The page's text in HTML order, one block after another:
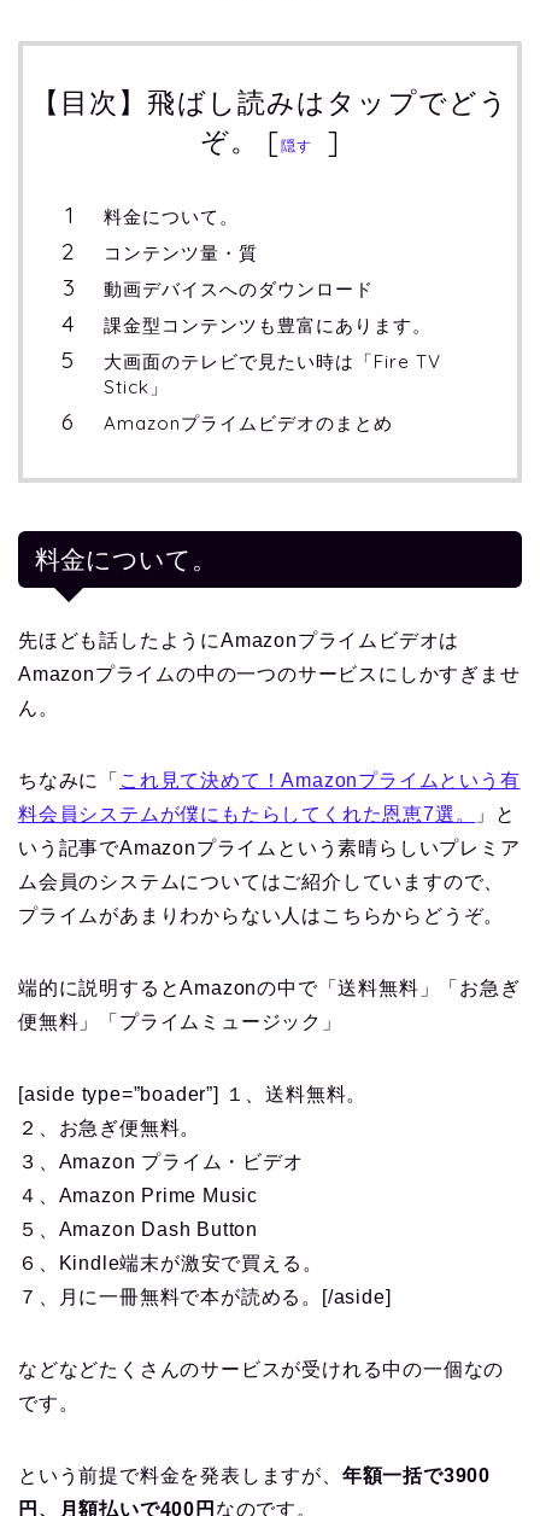
【目次】飛ばし読みはタップでどう
ぞ。
[隠す ]
料金について。
コンテンツ量・質
動画デバイスへのダウンロード
課金型コンテンツも豊富にあります。
大画面のテレビで見たい時は「Fire TV
Stick」
Amazonプライムビデオのまとめ
料金について。
先ほども話したようにAmazonプライムビデオは
Amazonプライムの中の一つのサービスにしかすぎませ
ん。
ちなみに「 これ見て決めて！Amazonプライムという有
料会員システムが僕にもたらしてくれた恩恵7選。
」と
いう記事でAmazonプライムという素晴らしいプレミア
ム会員のシステムについてはご紹介していますので、
プライムがあまりわからない人はこちらからどうぞ。
端的に説明するとAmazonの中で「送料無料」「お急ぎ
便無料」「プライムミュージック」
[aside type=”boader”] １、送料無料。
２、お急ぎ便無料。
３、Amazon プライム・ビデオ
４、Amazon Prime Music
５、Amazon Dash Button
６、Kindle端末が激安で買える。
７、月に一冊無料で本が読める。[/aside]
などなどたくさんのサービスが受けれる中の一個なの
です。
という前提で料金を発表しますが、 年額一括で3900
円、月額払いで400円 なのです。